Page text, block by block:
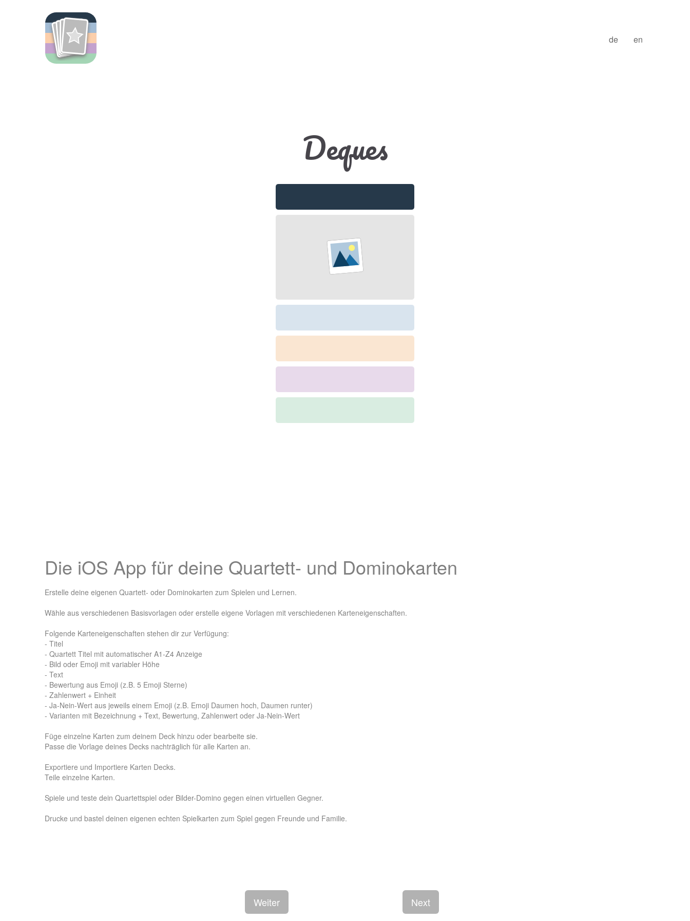
de en
Deques
Die iOS App für deine Quartett- und Dominokarten
Erstelle deine eigenen Quartett- oder Dominokarten zum Spielen und Lernen.
Wähle aus verschiedenen Basisvorlagen oder erstelle eigene Vorlagen mit verschiedenen Karteneigenschaften.
Folgende Karteneigenschaften stehen dir zur Verfügung:
- Titel
- Quartett Titel mit automatischer A1-Z4 Anzeige
- Bild oder Emoji mit variabler Höhe
- Text
- Bewertung aus Emoji (z.B. 5 Emoji Sterne)
- Zahlenwert + Einheit
- Ja-Nein-Wert aus jeweils einem Emoji (z.B. Emoji Daumen hoch, Daumen runter)
- Varianten mit Bezeichnung + Text, Bewertung, Zahlenwert oder Ja-Nein-Wert
Füge einzelne Karten zum deinem Deck hinzu oder bearbeite sie.
Passe die Vorlage deines Decks nachträglich für alle Karten an.
Exportiere und Importiere Karten Decks.
Teile einzelne Karten.
Spiele und teste dein Quartettspiel oder Bilder-Domino gegen einen virtuellen Gegner.
Drucke und bastel deinen eigenen echten Spielkarten zum Spiel gegen Freunde und Familie.
Weiter Next